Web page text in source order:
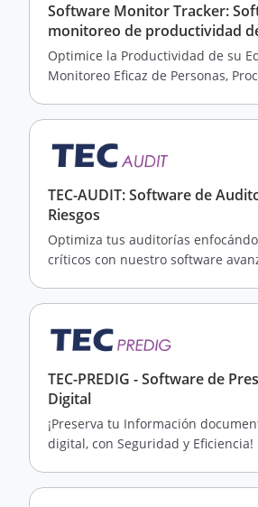
Software Monitor Tracker:
monitoreo de productividad
Optimice la Productividad de su
Monitoreo Eficaz de Personas,
TEC-AUDIT: Software de
Riesgos
Optimiza tus auditorías
críticos con nuestro software
TEC-PREDIG - Software de
Digital
¡Preserva tu Información
digital, con Seguridad y Eficiencia!